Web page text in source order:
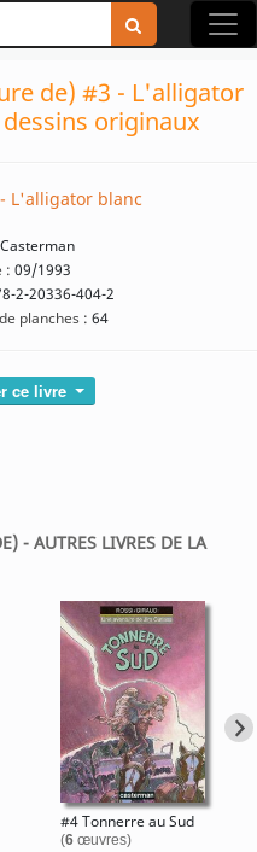
de) #3 - L'alligator
originaux
L'alligator blanc
Casterman
: 09/1993
2-20336-404-2
planches : 64
ce livre
- AUTRES LIVRES DE LA
#4 Tonnerre au Sud
(6 œuvres)